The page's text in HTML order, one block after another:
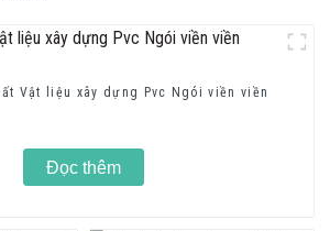
Vật liệu xây dựng Pvc Ngói viền viền
Đọc thêm